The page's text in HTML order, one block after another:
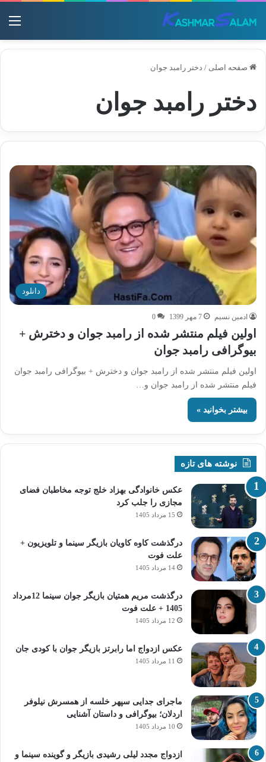
صفحه اصلی / دختر رامبد جوان
دختر رامبد جوان
دانلود
ادمین نسیم 7 مهر 1399 0
اولین فیلم منتشر شده از رامبد جوان و دخترش +
بیوگرافی رامبد جوان
اولین فیلم منتشر شده از رامبد جوان و دخترش + بیوگرافی رامبد جوان
فیلم منتشر شده از رامبد جوان و…
بیشتر بخوانید »
نوشته های تازه
عکس خانوادگی بهزاد خلج توجه مخاطبان فضای
مجازی را جلب کرد
15 مرداد 1405
درگذشت کاوه کاویان بازیگر سینما و تلویزیون +
علت فوت
14 مرداد 1405
درگذشت مریم همتیان بازیگر جوان سینما 12مرداد
1405 + علت فوت
12 مرداد 1405
عکس ازدواج اما رابرتز بازیگر جوان با کودی جان
11 مرداد 1405
ماجرای جدایی سپهر خلسه از همسرش نیلوفر
اردلان؛ بیوگرافی و داستان آشنایی
10 مرداد 1405
ازدواج مجدد لیلی رشیدی بازیگر و گوینده سینما و